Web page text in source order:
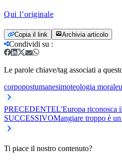
Qui l’originale
Copia il link Archivia articolo
Condividi su :
Le parole chiave/tag associati a
corpopostumanesimoteologia morale
PRECEDENTEL'Europa riconosca
SUCCESSIVOMangiare troppo è
Ti piace il nostro contenuto?